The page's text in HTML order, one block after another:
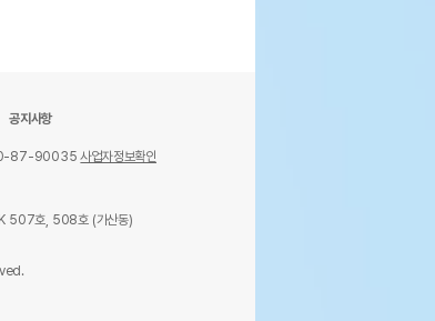
공지사항
87-90035사업자정보확인
507호, 508호 (가산동)